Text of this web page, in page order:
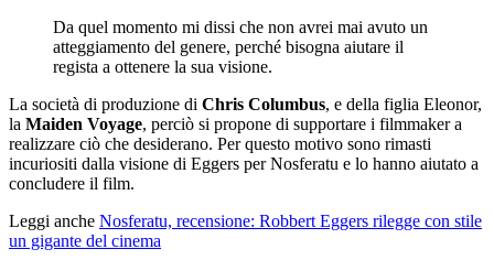
Da quel momento mi dissi che non avrei mai avuto un
atteggiamento del genere, perché bisogna aiutare il
regista a ottenere la sua visione.
La società di produzione di Chris Columbus, e della figlia Eleonor,
la Maiden Voyage, perciò si propone di supportare i filmmaker a
realizzare ciò che desiderano. Per questo motivo sono rimasti
incuriositi dalla visione di Eggers per Nosferatu e lo hanno aiutato a
concludere il film.
Leggi anche Nosferatu, recensione: Robbert Eggers rilegge con stile
un gigante del cinema